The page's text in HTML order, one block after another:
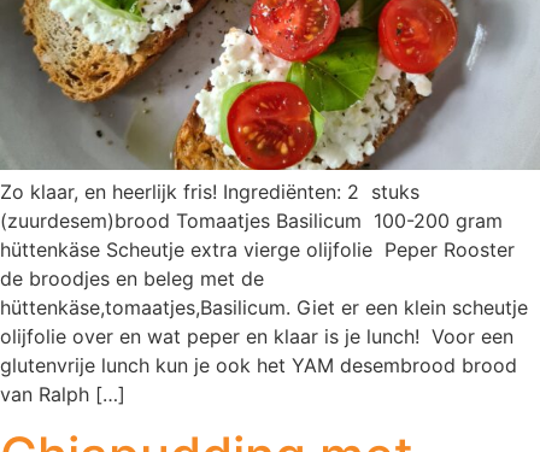
Zo klaar, en heerlijk fris! Ingrediënten: 2 stuks
(zuurdesem)brood Tomaatjes Basilicum 100-200 gram
hüttenkäse Scheutje extra vierge olijfolie Peper Rooster
de broodjes en beleg met de
hüttenkäse,tomaatjes,Basilicum. Giet er een klein scheutje
olijfolie over en wat peper en klaar is je lunch! Voor een
glutenvrije lunch kun je ook het YAM desembrood brood
van Ralph […]